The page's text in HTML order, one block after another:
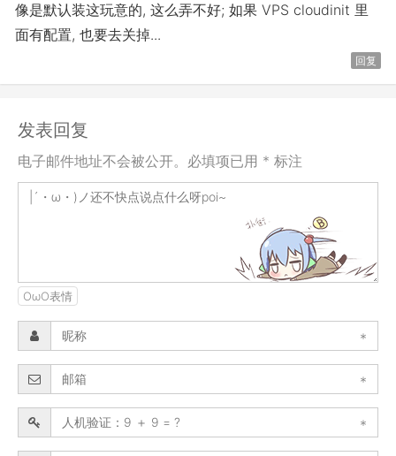
像是默认装这玩意的, 这么弄不好; 如果 VPS cloudinit 里
面有配置, 也要去关掉...
回复
发表回复
电子邮件地址不会被公开。必填项已用 * 标注
OωO表情
*
*
*